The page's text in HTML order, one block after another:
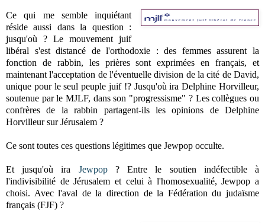
Ce qui me semble inquiétant
réside aussi dans la question :
jusqu'où ? Le mouvement juif
libéral s'est distancé de l'orthodoxie : des femmes assurent la
fonction de rabbin, les prières sont exprimées en français, et
maintenant l'acceptation de l'éventuelle division de la cité de David,
unique pour le seul peuple juif !? Jusqu'où ira Delphine Horvilleur,
soutenue par le MJLF, dans son "progressisme" ? Les collègues ou
confrères de la rabbin partagent-ils les opinions de Delphine
Horvilleur sur Jérusalem ?
Ce sont toutes ces questions légitimes que Jewpop occulte.
Et jusqu'où ira Jewpop? Entre le soutien indéfectible à
l'indivisibilité de Jérusalem et celui à l'homosexualité, Jewpop a
choisi. Avec l'aval de la direction de la Fédération du judaïsme
français (FJF) ?